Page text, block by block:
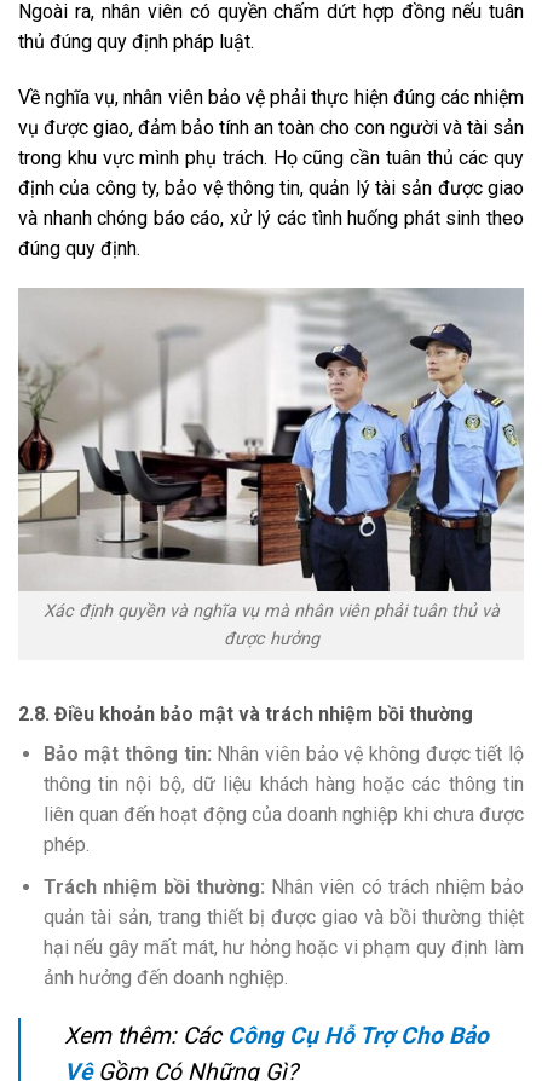
Ngoài ra, nhân viên có quyền chấm dứt hợp đồng nếu tuân
thủ đúng quy định pháp luật.
Về nghĩa vụ, nhân viên bảo vệ phải thực hiện đúng các nhiệm
vụ được giao, đảm bảo tính an toàn cho con người và tài sản
trong khu vực mình phụ trách. Họ cũng cần tuân thủ các quy
định của công ty, bảo vệ thông tin, quản lý tài sản được giao
và nhanh chóng báo cáo, xử lý các tình huống phát sinh theo
đúng quy định.
Xác định quyền và nghĩa vụ mà nhân viên phải tuân thủ và
được hưởng
2.8. Điều khoản bảo mật và trách nhiệm bồi thường
Bảo mật thông tin: Nhân viên bảo vệ không được tiết lộ
thông tin nội bộ, dữ liệu khách hàng hoặc các thông tin
liên quan đến hoạt động của doanh nghiệp khi chưa được
phép.
Trách nhiệm bồi thường: Nhân viên có trách nhiệm bảo
quản tài sản, trang thiết bị được giao và bồi thường thiệt
hại nếu gây mất mát, hư hỏng hoặc vi phạm quy định làm
ảnh hưởng đến doanh nghiệp.
Xem thêm: Các Công Cụ Hỗ Trợ Cho Bảo
VệGồm Có Những Gì?